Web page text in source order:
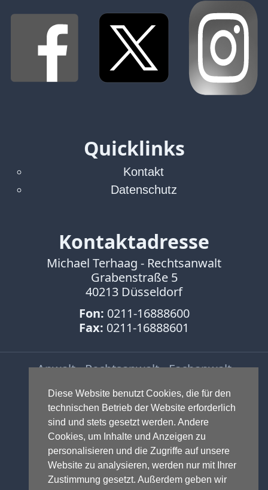
Diese Website benutzt Cookies, die für den
technischen Betrieb der Website erforderlich
sind und stets gesetzt werden. Andere
Cookies, um Inhalte und Anzeigen zu
personalisieren und die Zugriffe auf unsere
Website zu analysieren, werden nur mit Ihrer
Zustimmung gesetzt. Außerdem geben wir
Quicklinks
Kontakt
Datenschutz
Kontaktadresse
Michael Terhaag - Rechtsanwalt
Grabenstraße 5
40213 Düsseldorf
Fon: 0211-16888600
Fax: 0211-16888601
Anwalt - Rechtsanwalt - Fachanwalt
Fachanwalt für IT-Recht -
Markenrecht,Wettbewerbsrecht,
Urheberrecht,IT-Recht und
Onlinerecht,E-Commerce,
Designrecht,Medienrecht &
Presserecht,Datenschutzrechtund
Glücksspielrecht-Abmahnungund